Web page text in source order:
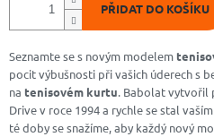
PŘIDAT DO KOŠÍKU
Seznamte se s novým modelem
pocit výbušnosti při vašich úderech s
na tenisovém kurtu. Babolat vytvořil
Drive v roce 1994 a rychle se stal
té doby se snažíme, aby každý nový